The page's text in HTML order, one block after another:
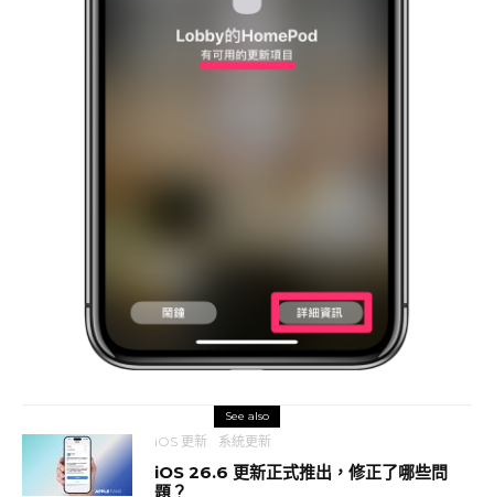
See also
iOS 更新 系統更新
iOS 26.6 更新正式推出，修正了哪些問
題？